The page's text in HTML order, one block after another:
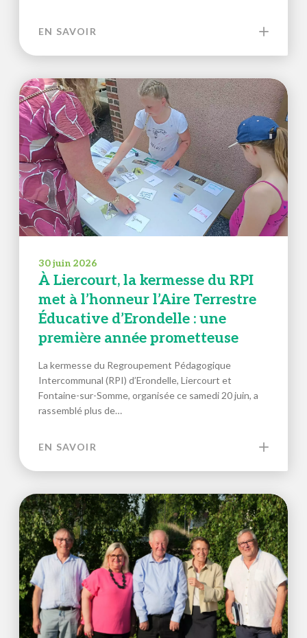
EN SAVOIR
30 juin 2026
À Liercourt, la kermesse du RPI
met à l’honneur l’Aire Terrestre
Éducative d’Erondelle : une
première année prometteuse
La kermesse du Regroupement Pédagogique
Intercommunal (RPI) d’Erondelle, Liercourt et
Fontaine-sur-Somme, organisée ce samedi 20 juin, a
rassemblé plus de…
EN SAVOIR